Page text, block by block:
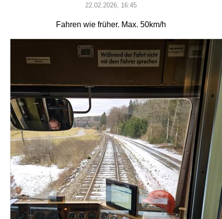
22.02.2026, 16:45
Fahren wie früher. Max. 50km/h